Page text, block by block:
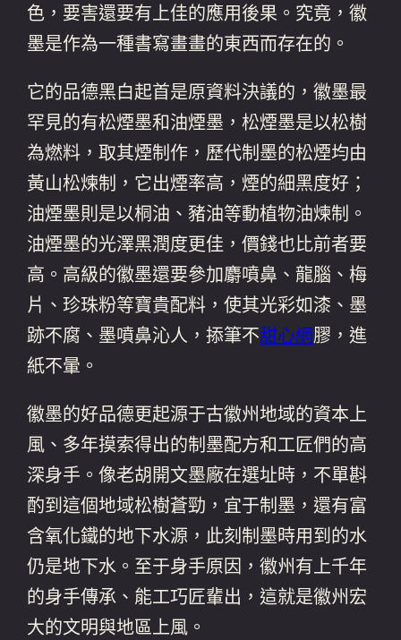
色，要害還要有上佳的應用後果。究竟，徽
墨是作為一種書寫畫畫的東西而存在的。
它的品德黑白起首是原資料決議的，徽墨最
罕見的有松煙墨和油煙墨，松煙墨是以松樹
為燃料，取其煙制作，歷代制墨的松煙均由
黃山松煉制，它出煙率高，煙的細黑度好；
油煙墨則是以桐油、豬油等動植物油煉制。
油煙墨的光澤黑潤度更佳，價錢也比前者要
高。高級的徽墨還要參加麝噴鼻、龍腦、梅
片、珍珠粉等寶貴配料，使其光彩如漆、墨
跡不腐、墨噴鼻沁人，掭筆不甜心網膠，進
紙不暈。
徽墨的好品德更起源于古徽州地域的資本上
風、多年摸索得出的制墨配方和工匠們的高
深身手。像老胡開文墨廠在選址時，不單斟
酌到這個地域松樹蒼勁，宜于制墨，還有富
含氧化鐵的地下水源，此刻制墨時用到的水
仍是地下水。至于身手原因，徽州有上千年
的身手傳承、能工巧匠輩出，這就是徽州宏
大的文明與地區上風。